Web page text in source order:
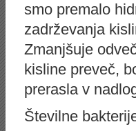
smo premalo
zadrževanja
Zmanjšuje
kisline preveč,
prerasla v
Številne